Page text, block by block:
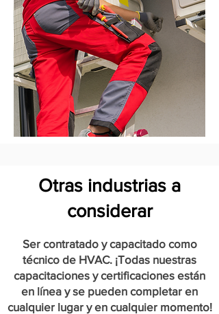
Otras industrias a
considerar
Ser contratado y capacitado como
técnico de HVAC. ¡Todas nuestras
capacitaciones y certificaciones están
en línea y se pueden completar en
cualquier lugar y en cualquier momento!